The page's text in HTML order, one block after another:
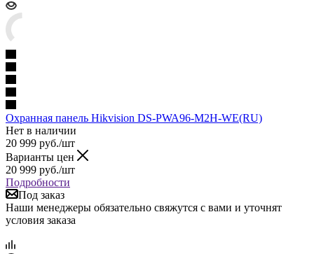
Охранная панель Hikvision DS-PWA96-M2H-WE(RU)
Нет в наличии
20 999 руб./шт
Варианты цен
20 999 руб./шт
Подробности
Под заказ
Наши менеджеры обязательно свяжутся с вами и уточнят
условия заказа